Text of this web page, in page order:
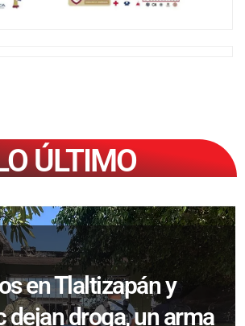
ÚLTIMO
en Tlaltizapán y
dejan droga, un arma